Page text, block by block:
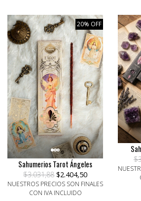
20% OFF
Sahumerios Tarot Ángeles
$3.031,88 $2.404,50
NUESTROS PRECIOS SON FINALES
CON IVA INCLUIDO